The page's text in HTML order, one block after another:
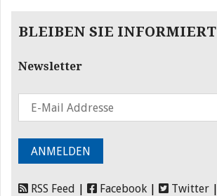
BLEIBEN SIE INFORMIERT
Newsletter
RSS Feed Facebook Twitter